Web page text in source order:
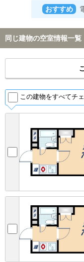
おすすめ
同じ建物の空室情報一覧
この建物をすべてチ